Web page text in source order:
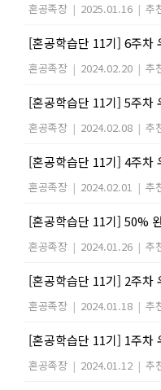
혼공족장 | 2025.01.16 | 추
[혼공학습단 11기] 6주차
혼공족장 | 2024.02.20 | 추
[혼공학습단 11기] 5주차
혼공족장 | 2024.02.08 | 추
[혼공학습단 11기] 4주차
혼공족장 | 2024.02.01 | 추
[혼공학습단 11기] 50%
혼공족장 | 2024.01.26 | 추
[혼공학습단 11기] 2주차
혼공족장 | 2024.01.18 | 추
[혼공학습단 11기] 1주차
혼공족장 | 2024.01.12 | 추